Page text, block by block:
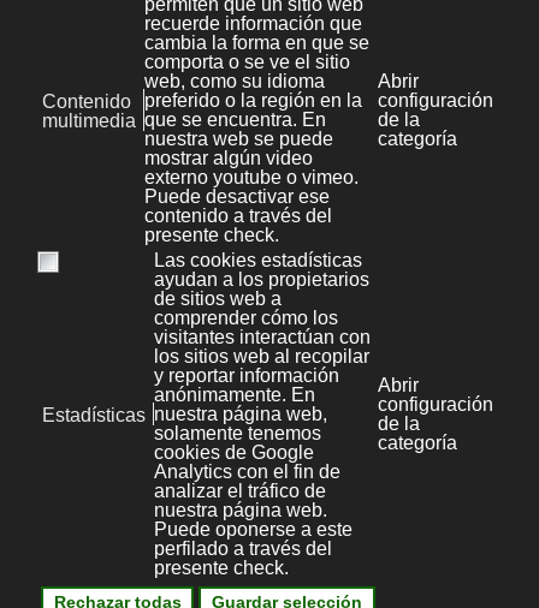
personalidad adecuada, se habrá obtenido un
buen activo para la empresa.
http://www.idg.es/computerworld/%C2%BFAsi-
que-quiere-ser-Director-de-TI?.Consejos-
para-/seccion-ges/articulo-132070
18 Marzo 2010
Categorías [KB]
Aplicaciones y frameworks 1
Desarrollo web 14
9